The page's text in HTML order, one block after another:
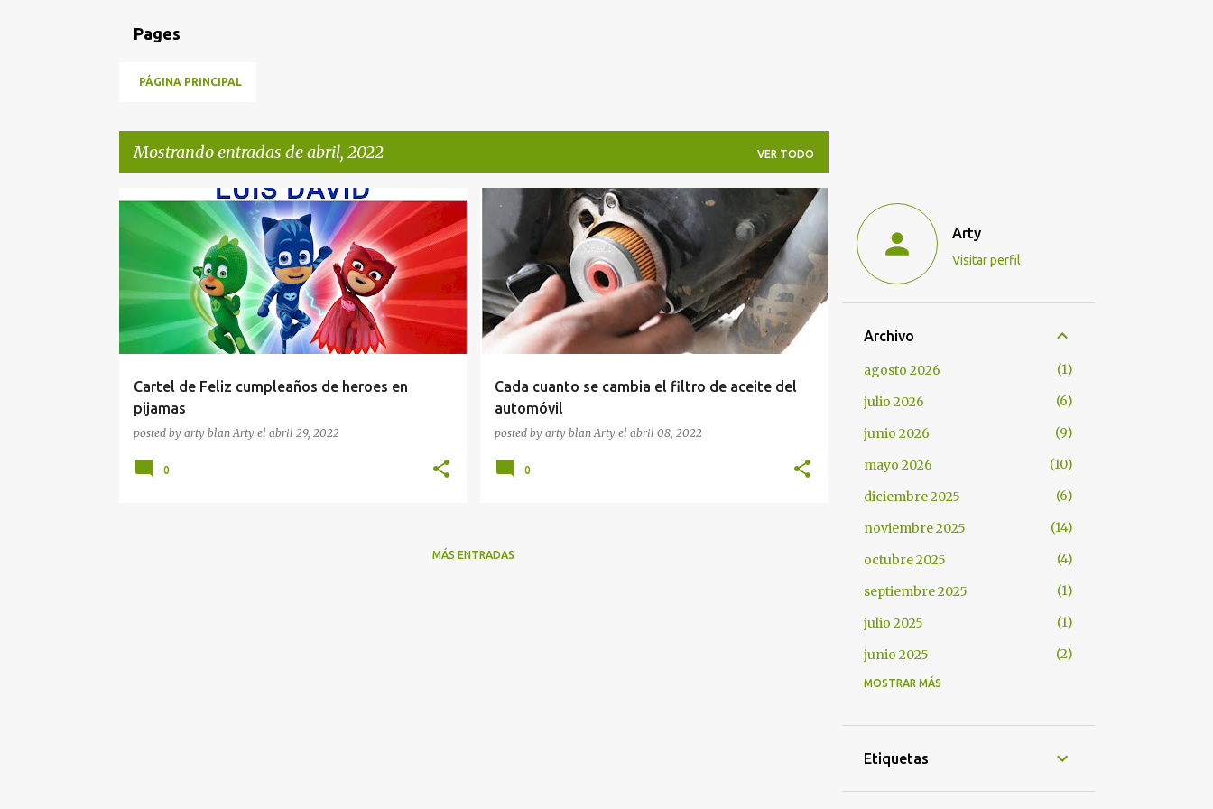
Pages
PÁGINA PRINCIPAL
Mostrando entradas de abril, 2022 VER TODO
t
r
d
Cartel de Feliz cumpleaños de heroes en
pijamas
posted by arty blan Arty el abril 29, 2022
CARTEL CUMPLEAÑOS DECORAR FIESTAS
FELIZ CUMPLEAÑOS +
POSTER
0
Cada cuanto se cambia el filtro de aceite del
automóvil
posted by arty blan Arty el abril 08, 2022
REPARACIONES REPARAR CARRO +
ZONA AUTOS Y MOTOS
0
MÁS ENTRADAS
Arty
Visitar perfil
Archivo
agosto 2026
1
julio 2026
6
junio 2026
9
mayo 2026
10
diciembre 2025
6
noviembre 2025
14
octubre 2025
4
septiembre 2025
1
julio 2025
1
junio 2025
2
mayo 2025
diciembre 2024
MOSTRAR MÁS
Etiquetas